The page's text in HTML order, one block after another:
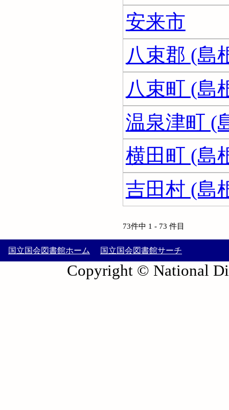
安来市
八束郡 (島
八束町 (島
温泉津町 (
横田町 (島
吉田村 (島
73件中 1 - 73 件目
国立国会図書館ホーム 国立国会図書館サーチ
Copyright © National